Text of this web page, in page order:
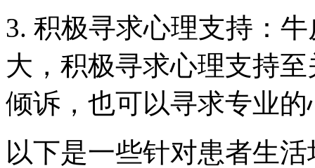
3. 积极寻求心理支持：
大，积极寻求心理支持
倾诉，也可以寻求专业
以下是一些针对患者生